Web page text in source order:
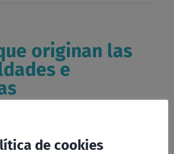
originan las
e
de cookies